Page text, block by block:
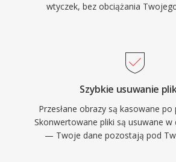
wtyczek, bez obciążania
Szybkie usuwanie
Przesłane obrazy są kasowane
Skonwertowane pliki są usuwane w
— Twoje dane pozostają pod